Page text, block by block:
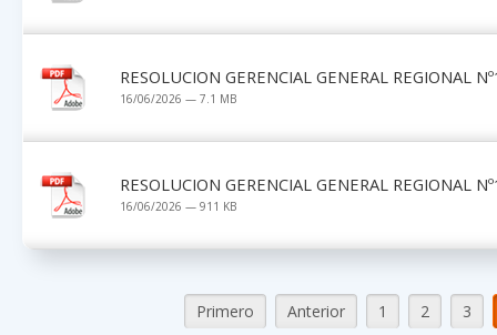
RESOLUCION GERENCIAL GENERAL REGIONAL
16/06/2026 — 7.1 MB
RESOLUCION GERENCIAL GENERAL REGIONAL
16/06/2026 — 911 KB
Primero Anterior 1 2 3